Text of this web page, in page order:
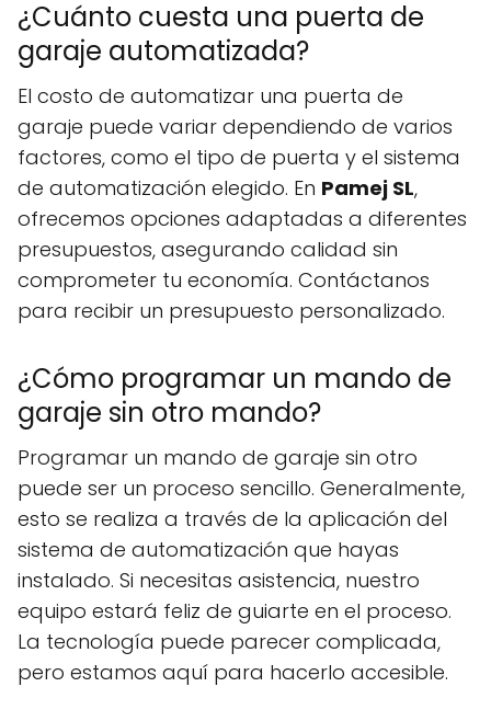
¿Cuánto cuesta una puerta de
garaje automatizada?
El costo de automatizar una puerta de
garaje puede variar dependiendo de varios
factores, como el tipo de puerta y el sistema
de automatización elegido. En Pamej SL,
ofrecemos opciones adaptadas a diferentes
presupuestos, asegurando calidad sin
comprometer tu economía. Contáctanos
para recibir un presupuesto personalizado.
¿Cómo programar un mando de
garaje sin otro mando?
Programar un mando de garaje sin otro
puede ser un proceso sencillo. Generalmente,
esto se realiza a través de la aplicación del
sistema de automatización que hayas
instalado. Si necesitas asistencia, nuestro
equipo estará feliz de guiarte en el proceso.
La tecnología puede parecer complicada,
pero estamos aquí para hacerlo accesible.